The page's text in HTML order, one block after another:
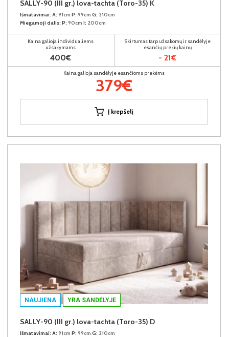
SALLY-90 (III gr.) lova-tachta (Toro-35) K
Išmatavimai: A: 91cm P: 99cm G: 210cm
Miegamoji dalis: P: 90cm I: 200cm
Kaina galioja individualiems
užsakymams
400€
Skirtumas tarp užsakomų ir sandėlyje
esančių prekių kainų
- 21€
Kaina galioja sandėlyje esančioms prekėms
379€
Į krepšelį
NAUJIENA YRA SANDĖLYJE
SALLY-90 (III gr.) lova-tachta (Toro-35) D
Išmatavimai: A: 91cm P: 99cm G: 210cm